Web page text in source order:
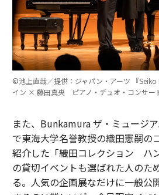
©池上直哉／提供：ジャパン・アーツ 『Seiko
イン × 藤田真央 ピアノ・デュオ・コンサー
また、Bunkamura ザ・ミュージ
で東海大学名誉教授の織田憲嗣の
紹介した「織田コレクション ハ
の貸切イベントも選ばれた人のた
る。人気の企画展なだけに一般公